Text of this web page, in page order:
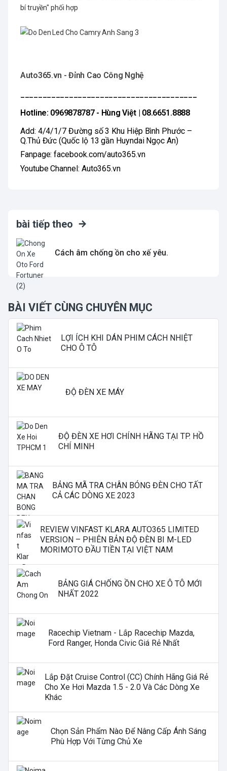
bí truyền" phối hợp
Auto365.vn - Đỉnh Cao Công Nghệ
Hotline: 0969878787 - Hùng Việt | 08.6651.8888
Add: 4/4/1/7 Đường số 3 Khu Hiệp Bình Phước –
Q.Thủ Đức (Quốc lộ 13 gần Huyndai Ngọc An)
Fanpage: facebook.com/auto365.vn
Youtube Channel: Auto365.vn
bài tiếp theo
Cách âm chống ồn cho xế yêu.
BÀI VIẾT CÙNG CHUYÊN MỤC
LỢI ÍCH KHI DÁN PHIM CÁCH NHIỆT
CHO Ô TÔ
ĐỘ ĐÈN XE MÁY
ĐỘ ĐÈN XE HƠI CHÍNH HÃNG TẠI TP. HỒ
CHÍ MINH
BẢNG MÃ TRA CHÂN BÓNG ĐÈN CHO TẤT
CẢ CÁC DÒNG XE 2023
REVIEW VINFAST KLARA AUTO365 LIMITED
VERSION – PHIÊN BẢN ĐỘ ĐÈN BI M-LED
MORIMOTO ĐẦU TIỀN TẠI VIỆT NAM
BẢNG GIÁ CHỐNG ỒN CHO XE Ô TÔ MỚI
NHẤT 2022
Racechip Vietnam - Lắp Racechip Mazda,
Ford Ranger, Honda Civic Giá Rẻ Nhất
Lắp Đặt Cruise Control (CC) Chính Hãng Giá Rẻ
Cho Xe Hơi Mazda 1.5 - 2.0 Và Các Dòng Xe
Khác
Chọn Sản Phẩm Nào Để Nâng Cấp Ánh Sáng
Phù Hợp Với Từng Chủ Xe